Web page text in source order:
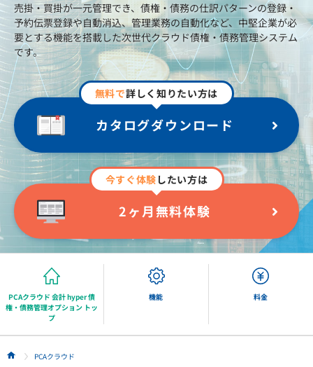
売掛・買掛が一元管理でき、債権・債務の仕訳パターンの登録・
予約伝票登録や自動消込、管理業務の自動化など、中堅企業が必
要とする機能を搭載した次世代クラウド債権・債務管理システム
です。
無料で詳しく知りたい方は
カタログダウンロード
今すぐ体験 したい方は
2ヶ月無料体験
PCAクラウド 会計 hyper 債
権・債務管理オプション トッ
プ
機能 料金
HOME PCAクラウド